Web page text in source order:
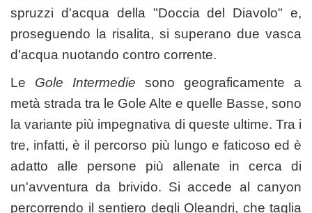
spruzzi d'acqua della "Doccia del Diavolo" e,
proseguendo la risalita, si superano due vasca
d'acqua nuotando contro corrente.
Le Gole Intermedie sono geograficamente a
metà strada tra le Gole Alte e quelle Basse, sono
la variante più impegnativa di queste ultime. Tra i
tre, infatti, è il percorso più lungo e faticoso ed è
adatto alle persone più allenate in cerca di
un'avventura da brivido. Si accede al canyon
percorrendo il sentiero degli Oleandri, che taglia